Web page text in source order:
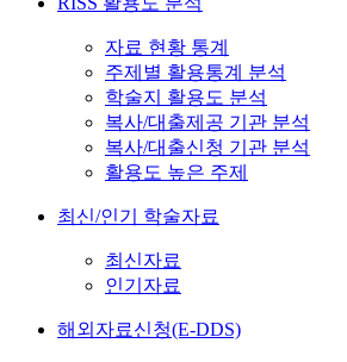
자료 현황 통계
주제별 활용통계 분석
학술지 활용도 분석
복사/대출제공 기관 분석
복사/대출신청 기관 분석
활용도 높은 주제
최신/인기 학술자료
최신자료
인기자료
해외자료신청(E-DDS)